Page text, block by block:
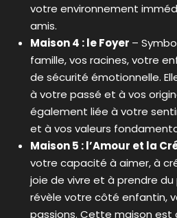
votre environnement
amis.
Maison 4 : le Foyer –
famille, vos racines, votre
de sécurité émotionnelle.
à votre passé et à vos
également liée à votre
et à vos valeurs
Maison 5 : l’Amour et la
votre capacité à aimer, à
joie de vivre et à prendre du
révèle votre côté enfantin,
passions. Cette maison est